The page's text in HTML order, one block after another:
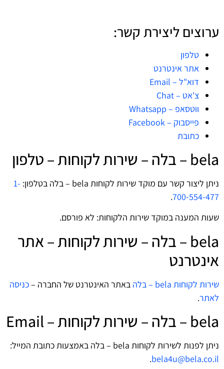
ערוצים ליצירת קשר:
טלפון
אתר אינטרנט
דוא"ל – Email
צ'אט – Chat
ווטסאפ – Whatsapp
פייסבוק – Facebook
כתובת
bela – בלה – שירות לקוחות – טלפון
ניתן ליצור קשר עם מוקד שירות לקוחות bela – בלה בטלפון:
1-
700-554-477
.
שעות המענה במוקד שירות הלקוחות: לא פורסם.
bela – בלה – שירות לקוחות – אתר
אינטרנט
שירות לקוחות bela – בלה באתר האינטרנט של החברה –כניסה
לאתר.
bela – בלה – שירות לקוחות – Email
ניתן לפנות לשירות לקוחות bela – בלה באמצעות כתובת המייל:
bela4u@bela.co.il
.